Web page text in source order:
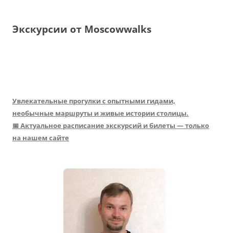
Экскурсии от Moscowwalks
Увлекательные прогулки с опытными гидами,
необычные маршруты и живые истории столицы.
📅 Актуальное расписание экскурсий и билеты — только
на нашем сайте